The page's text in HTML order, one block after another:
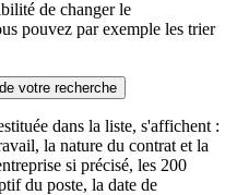
de changer le
pouvez par exemple les trier
votre recherche
dans la liste, s'affichent :
la nature du contrat et la
si précisé, les 200
du poste, la date de